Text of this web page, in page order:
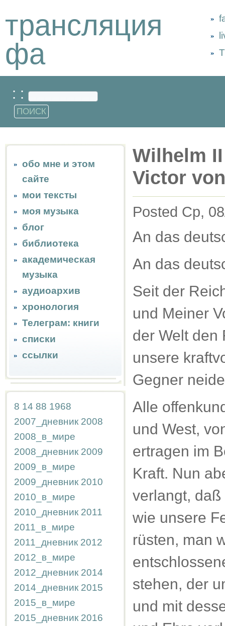
трансляция
фа
: :
обо мне и этом
сайте
мои тексты
моя музыка
блог
библиотека
академическая
музыка
аудиоархив
хронология
Телеграм: книги
списки
ссылки
8 14 88 1968
2007_дневник 2008
2008_в_мире
2008_дневник 2009
2009_в_мире
2009_дневник 2010
2010_в_мире
2010_дневник 2011
2011_в_мире
2011_дневник 2012
2012_в_мире
2012_дневник 2014
2014_дневник 2015
2015_в_мире
2015_дневник 2016
Wilhelm
Victor
Posted Ср,
An das
An das
Seit der
und Meiner
der Welt den
unsere
Gegner
Alle
und West,
ertragen im
Kraft. Nun
verlangt,
wie unsere
rüsten, man
stehen, der
und mit